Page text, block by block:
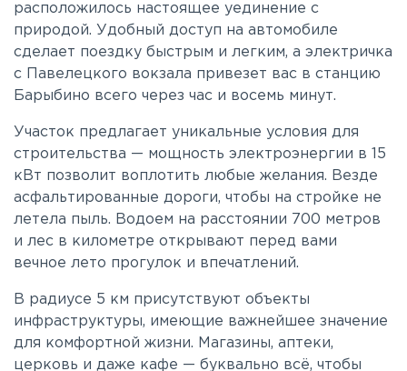
расположилось настоящее уединение с
природой. Удобный доступ на автомобиле
сделает поездку быстрым и легким, а электричка
с Павелецкого вокзала привезет вас в станцию
Барыбино всего через час и восемь минут.
Участок предлагает уникальные условия для
строительства — мощность электроэнергии в 15
кВт позволит воплотить любые желания. Везде
асфальтированные дороги, чтобы на стройке не
летела пыль. Водоем на расстоянии 700 метров
и лес в километре открывают перед вами
вечное лето прогулок и впечатлений.
В радиусе 5 км присутствуют объекты
инфраструктуры, имеющие важнейшее значение
для комфортной жизни. Магазины, аптеки,
церковь и даже кафе — буквально всё, чтобы